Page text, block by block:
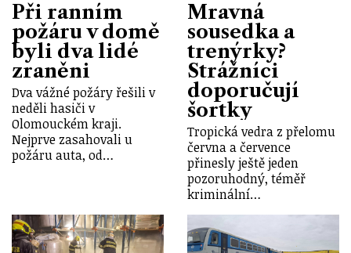
Při ranním
požáru v domě
byli dva lidé
zraněni
Dva vážné požáry řešili v
neděli hasiči v
Olomouckém kraji.
Nejprve zasahovali u
požáru auta, od…
Mravná
sousedka a
trenýrky?
Strážníci
doporučují
šortky
Tropická vedra z přelomu
června a července
přinesly ještě jeden
pozoruhodný, téměř
kriminální…